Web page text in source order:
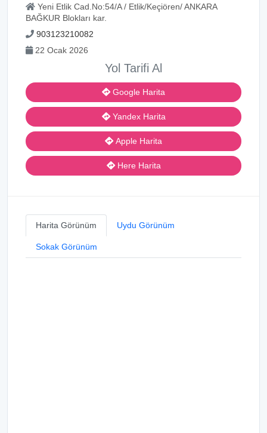
Yeni Etlik Cad.No:54/A / Etlik/Keçiören/ ANKARA
BAĞKUR Blokları kar.
903123210082
22 Ocak 2026
Yol Tarifi Al
Google Harita
Yandex Harita
Apple Harita
Here Harita
Harita Görünüm Uydu Görünüm
Sokak Görünüm